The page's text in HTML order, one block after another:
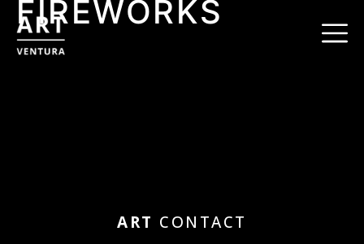
FIREWORKS
ART CONTACT